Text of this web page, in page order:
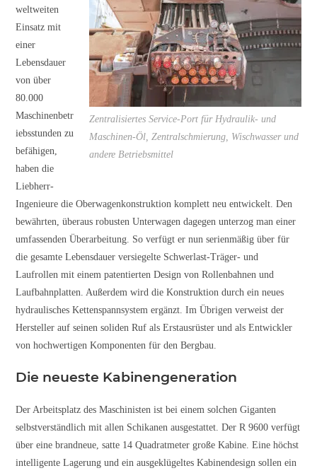
Zentralisiertes Service-Port für Hydraulik- und
Maschinen-Öl, Zentralschmierung, Wischwasser und
andere Betriebsmittel
weltweiten
Einsatz mit
einer
Lebensdauer
von über
80.000
Maschinenbetr
iebsstunden zu
befähigen,
haben die
Liebherr-
Ingenieure die Oberwagenkonstruktion komplett neu entwickelt. Den
bewährten, überaus robusten Unterwagen dagegen unterzog man einer
umfassenden Überarbeitung. So verfügt er nun serienmäßig über für
die gesamte Lebensdauer versiegelte Schwerlast-Träger- und
Laufrollen mit einem patentierten Design von Rollenbahnen und
Laufbahnplatten. Außerdem wird die Konstruktion durch ein neues
hydraulisches Kettenspannsystem ergänzt. Im Übrigen verweist der
Hersteller auf seinen soliden Ruf als Erstausrüster und als Entwickler
von hochwertigen Komponenten für den Bergbau.
Die neueste Kabinengeneration
Der Arbeitsplatz des Maschinisten ist bei einem solchen Giganten
selbstverständlich mit allen Schikanen ausgestattet. Der R 9600 verfügt
über eine brandneue, satte 14 Quadratmeter große Kabine. Eine höchst
intelligente Lagerung und ein ausgeklügeltes Kabinendesign sollen ein